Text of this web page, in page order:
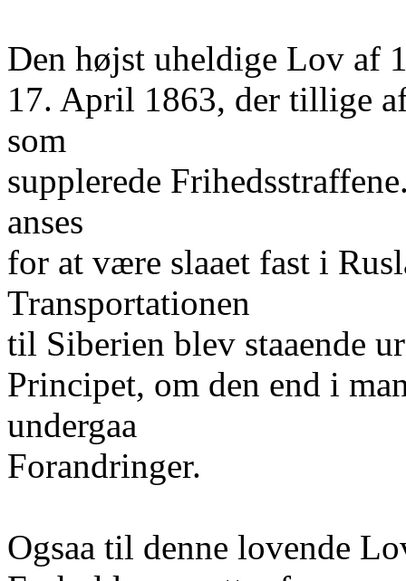
Den højst uheldige Lov af
17. April 1863, der tillige
som
supplerede
anses
for at være slaaet fast i
Transportationen
til Siberien blev staaende
Principet, om den end i
undergaa
Forandringer.
Ogsaa til denne lovende